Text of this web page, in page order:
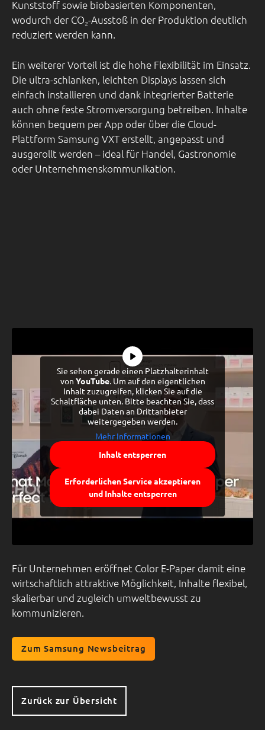
Kunststoff sowie biobasierten Komponenten,
wodurch der CO₂-Ausstoß in der Produktion deutlich
reduziert werden kann.
Ein weiterer Vorteil ist die hohe Flexibilität im Einsatz.
Die ultra-schlanken, leichten Displays lassen sich
einfach installieren und dank integrierter Batterie
auch ohne feste Stromversorgung betreiben. Inhalte
können bequem per App oder über die Cloud-
Plattform Samsung VXT erstellt, angepasst und
ausgerollt werden – ideal für Handel, Gastronomie
oder Unternehmenskommunikation.
Sie sehen gerade einen Platzhalterinhalt
von YouTube. Um auf den eigentlichen
Inhalt zuzugreifen, klicken Sie auf die
Schaltfläche unten. Bitte beachten Sie, dass
dabei Daten an Drittanbieter
weitergegeben werden.
Mehr Informationen
Inhalt entsperren
Erforderlichen Service akzeptieren
und Inhalte entsperren
Für Unternehmen eröffnet Color E-Paper damit eine
wirtschaftlich attraktive Möglichkeit, Inhalte flexibel,
skalierbar und zugleich umweltbewusst zu
kommunizieren.
Zum Samsung Newsbeitrag
Zurück zur Übersicht